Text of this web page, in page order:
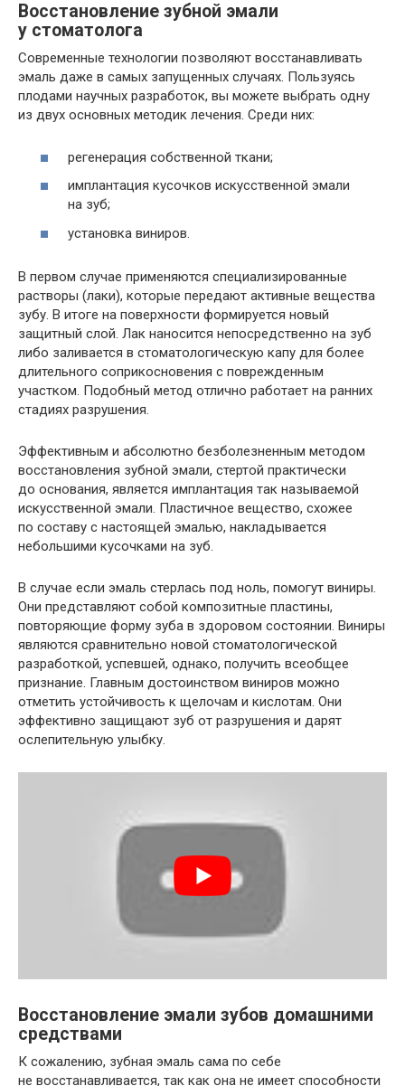
Восстановление зубной эмали
у стоматолога
Современные технологии позволяют восстанавливать
эмаль даже в самых запущенных случаях. Пользуясь
плодами научных разработок, вы можете выбрать одну
из двух основных методик лечения. Среди них:
регенерация собственной ткани;
имплантация кусочков искусственной эмали
на зуб;
установка виниров.
В первом случае применяются специализированные
растворы (лаки), которые передают активные вещества
зубу. В итоге на поверхности формируется новый
защитный слой. Лак наносится непосредственно на зуб
либо заливается в стоматологическую капу для более
длительного соприкосновения с поврежденным
участком. Подобный метод отлично работает на ранних
стадиях разрушения.
Эффективным и абсолютно безболезненным методом
восстановления зубной эмали, стертой практически
до основания, является имплантация так называемой
искусственной эмали. Пластичное вещество, схожее
по составу с настоящей эмалью, накладывается
небольшими кусочками на зуб.
В случае если эмаль стерлась под ноль, помогут виниры.
Они представляют собой композитные пластины,
повторяющие форму зуба в здоровом состоянии. Виниры
являются сравнительно новой стоматологической
разработкой, успевшей, однако, получить всеобщее
признание. Главным достоинством виниров можно
отметить устойчивость к щелочам и кислотам. Они
эффективно защищают зуб от разрушения и дарят
ослепительную улыбку.
Восстановление эмали зубов домашними
средствами
К сожалению, зубная эмаль сама по себе
не восстанавливается, так как она не имеет способности